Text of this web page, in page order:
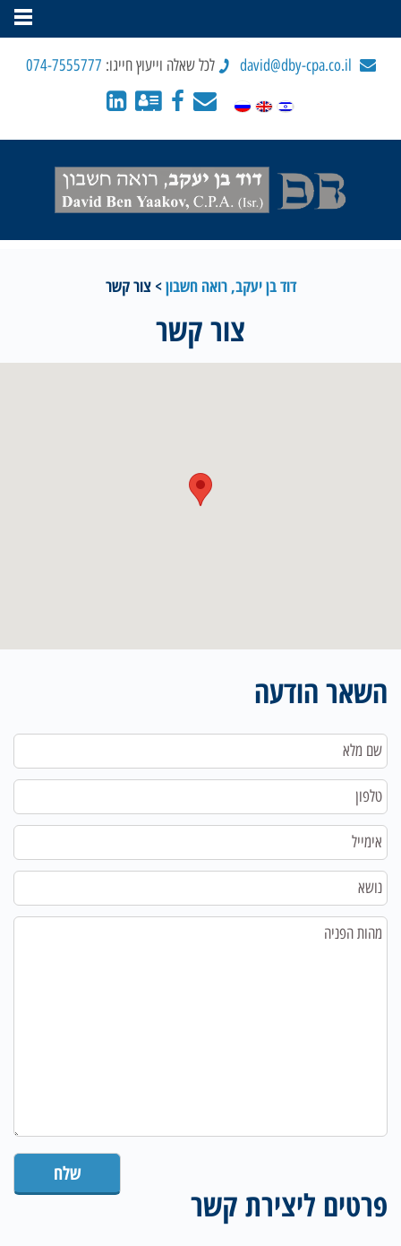
david@dby-cpa.co.il לכל שאלה וייעוץ חייגו: 074-7555777
דוד בן יעקב, רואה חשבון>צור קשר
צור קשר
השאר הודעה
פרטים ליצירת קשר